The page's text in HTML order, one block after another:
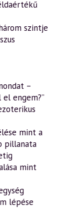
szintje
–
engem?”
mint a
pillanata
mint
lépése